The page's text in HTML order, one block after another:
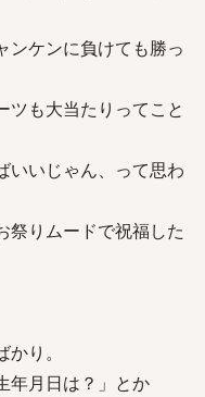
ンケンに負けても勝っ
ツも大当たりってこと
いいじゃん、って思わ
祭りムードで祝福した
り。
年月日は？」とか